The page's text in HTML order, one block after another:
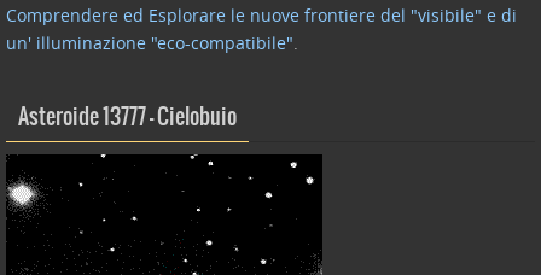
Comprendere ed Esplorare le nuove frontiere del "visibile" e di
un' illuminazione "eco-compatibile".
Asteroide 13777 – Cielobuio